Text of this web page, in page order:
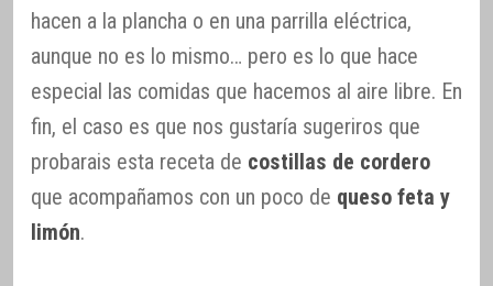
hacen a la plancha o en una parrilla eléctrica,
aunque no es lo mismo… pero es lo que hace
especial las comidas que hacemos al aire libre. En
fin, el caso es que nos gustaría sugeriros que
probarais esta receta de costillas de cordero
que acompañamos con un poco de queso feta y
limón.